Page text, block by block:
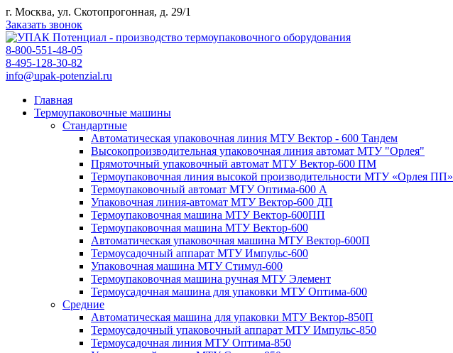
г. Москва, ул. Скотопрогонная, д. 29/1
Заказать звонок
8-800-551-48-05
8-495-128-30-82
info@upak-potenzial.ru
Главная
Термоупаковочные машины
Стандартные
Автоматическая упаковочная линия МТУ Вектор - 600 Тандем
Высокопроизводительная упаковочная линия автомат МТУ "Орлея"
Прямоточный упаковочный автомат МТУ Вектор-600 ПМ
Термоупаковочная линия высокой производительности МТУ «Орлея ПП»
Термоупаковочный автомат МТУ Оптима-600 А
Упаковочная линия-автомат МТУ Вектор-600 ДП
Термоупаковочная машина МТУ Вектор-600ПП
Термоупаковочная машина МТУ Вектор-600
Автоматическая упаковочная машина МТУ Вектор-600П
Термоусадочный аппарат МТУ Импульс-600
Упаковочная машина МТУ Стимул-600
Термоупаковочная машина ручная МТУ Элемент
Термоусадочная машина для упаковки МТУ Оптима-600
Средние
Автоматическая машина для упаковки МТУ Вектор-850П
Термоусадочный упаковочный аппарат МТУ Импульс-850
Термоусадочная линия МТУ Оптима-850